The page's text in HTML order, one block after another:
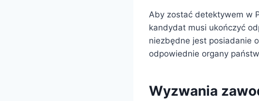
Aby zostać detektywem w
kandydat musi ukończyć
niezbędne jest posiadanie
odpowiednie organy
Wyzwania